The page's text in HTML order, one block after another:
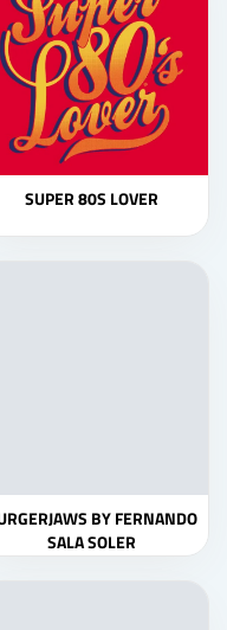
SUPER 80S LOVER
BY FERNANDO
SALA SOLER